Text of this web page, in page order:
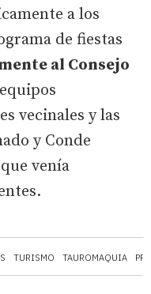
TURISMO TAUROMAQUIA PP
a los
de fiestas
al Consejo
vecinales y las
y Conde
venía